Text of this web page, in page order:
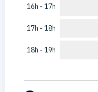
16h - 17h
17h - 18h
18h - 19h